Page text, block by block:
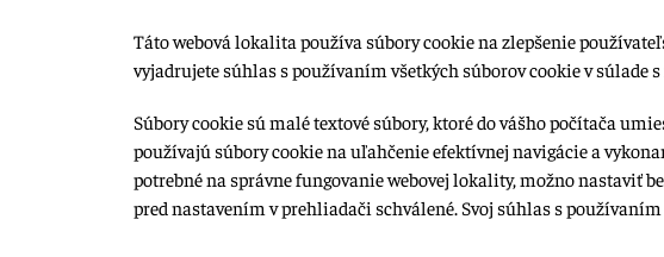
© 2015-2026, LIANA GOLIAŠ s.r.o. všetky práva vyhradené.
Upraviť nastavenia Cookies
Táto webová lokalita používa súbory cookie na zlepšenie
vyjadrujete súhlas s používaním všetkých súborov cookie v súlade
Súbory cookie sú malé textové súbory, ktoré do vášho počítača
používajú súbory cookie na uľahčenie efektívnej navigácie a
potrebné na správne fungovanie webovej lokality, možno nastaviť
pred nastavením v prehliadači schválené. Svoj súhlas s